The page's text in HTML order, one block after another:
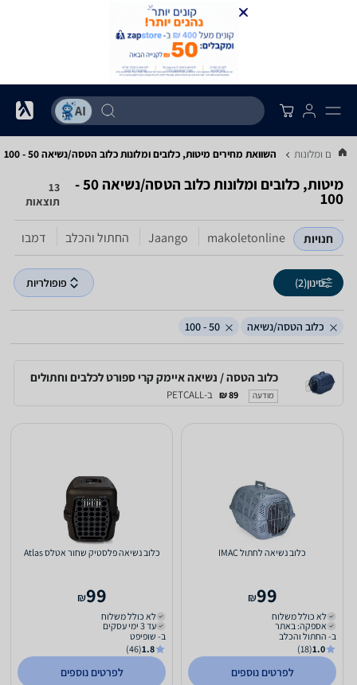
כלובים ומלונות השוואת מחירים מיטות, כלובים ומלונות ‏כלוב הטסה/נשיאה ‏50 - 100
מיטות, כלובים ומלונות ‏כלוב הטסה/נשיאה ‏50 -
100
13
תוצאות
חנויות makoletonline
Jaango החתול והכלב דמבו
סינון(2) פופולריות
כלוב הטסה/נשיאה 50 - 100
כלוב הטסה / נשיאה איימק קרי ספורט לכלבים וחתולים
מודעה 89 ₪ ב-PETCALL
כלוב נשיאה לחתול IMAC
99
₪
לא כולל משלוח
אספקה: באתר
ב- החתול והכלב
1.0
(18)
לפרטים נוספים
כלוב נשיאה פלסטיק שחור אטלס Atlas
99
₪
לא כולל משלוח
עד 3 ימי עסקים
ב- שופיפט
1.8
(46)
לפרטים נוספים